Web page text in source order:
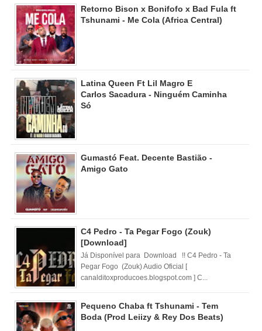
Retorno Bison x Bonifofo x Bad Fula ft
Tshunami - Me Cola (Africa Central)
Latina Queen Ft Lil Magro E
Carlos Sacadura - Ninguém Caminha
Só
Gumastó Feat. Decente Bastião -
Amigo Gato
C4 Pedro - Ta Pegar Fogo (Zouk)
[Download]
Já Disponível para Download !! C4 Pedro - Ta
Pegar Fogo (Zouk) Audio Oficial [
canalditoxproducoes.blogspot.com ] C...
Pequeno Chaba ft Tshunami - Tem
Boda (Prod Leiizy & Rey Dos Beats)